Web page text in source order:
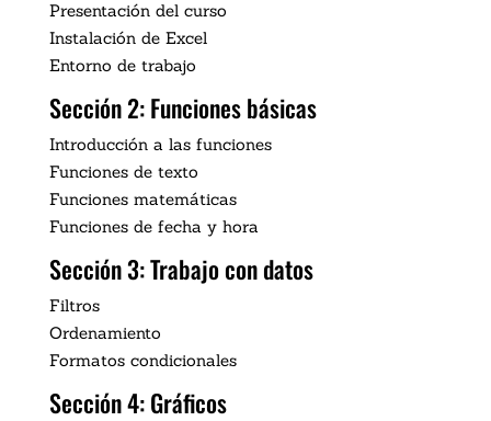
Presentación del curso
Instalación de Excel
Entorno de trabajo
Sección 2: Funciones básicas
Introducción a las funciones
Funciones de texto
Funciones matemáticas
Funciones de fecha y hora
Sección 3: Trabajo con datos
Filtros
Ordenamiento
Formatos condicionales
Sección 4: Gráficos